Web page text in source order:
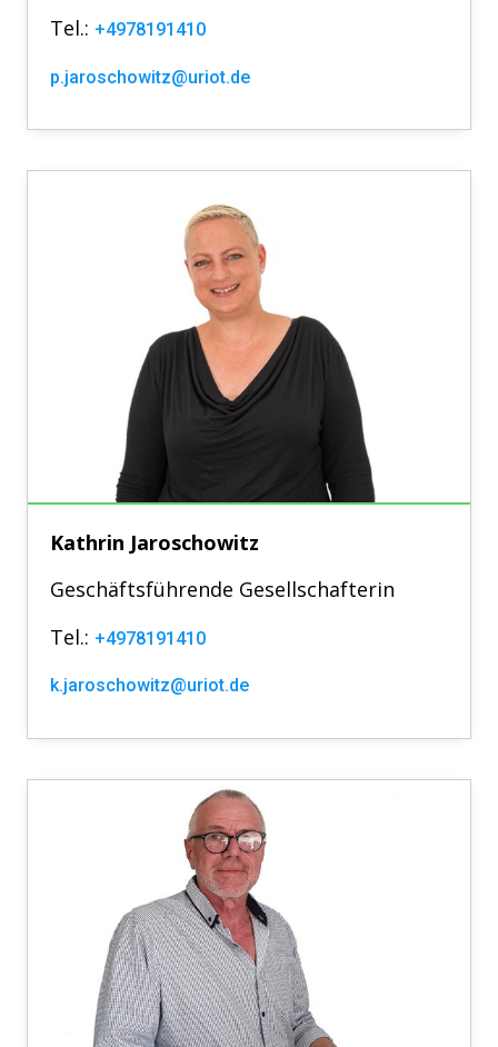
Tel.: +4978191410
p.jaroschowitz@uriot.de
Kathrin Jaroschowitz
Geschäftsführende Gesellschafterin
Tel.: +4978191410
k.jaroschowitz@uriot.de